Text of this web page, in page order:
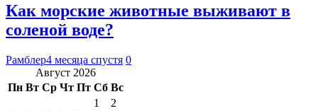
Как морские животные выживают в
соленой воде?
Рамблер4 месяца спустя 0
Август 2026
Пн Вт Ср Чт Пт Сб Вс
1
2